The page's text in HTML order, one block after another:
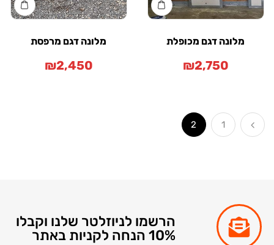
מלונה דגם מכופלת
₪2,750
מלונה דגם מרפסת
₪2,450
1
2
הרשמו לניוזלטר שלנו וקבלו
10% הנחה לקניות באתר